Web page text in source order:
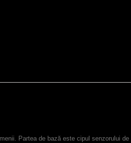
Partea de bază este cipul senzorului